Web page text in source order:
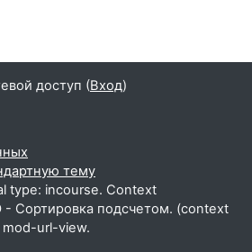
доступ (Вход)
тему
type: incourse. Context
Сортировка подсчетом. (context
mod-url-view.